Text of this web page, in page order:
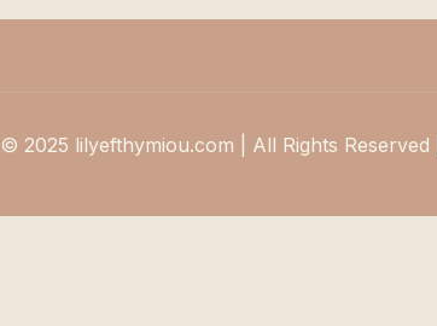
© 2025 lilyefthymiou.com | All Rights Reserved |